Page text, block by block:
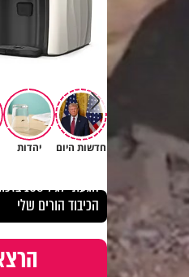
חדשות היום יהדות
הגעתי לגיל
הכיבוד הורים שלי